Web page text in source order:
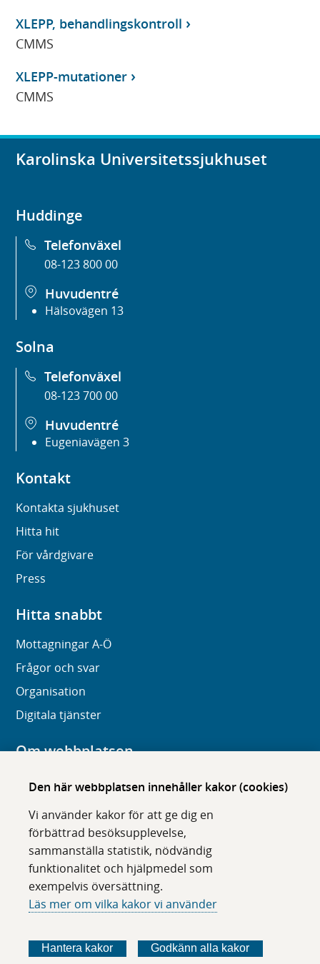
Den här webbplatsen innehåller kakor (cookies)
Vi använder kakor för att ge dig en
förbättrad besöksupplevelse,
sammanställa statistik, nödvändig
funktionalitet och hjälpmedel som
exempelvis översättning.
Läs mer om vilka kakor vi använder
Hantera kakor Godkänn alla kakor
XLEPP, behandlingskontroll
CMMS
XLEPP-mutationer
CMMS
Karolinska Universitetssjukhuset
Huddinge
Telefonväxel
08-123 800 00
Huvudentré
Hälsovägen 13
Solna
Telefonväxel
08-123 700 00
Huvudentré
Eugeniavägen 3
Kontakt
Kontakta sjukhuset
Hitta hit
För vårdgivare
Press
Hitta snabbt
Mottagningar A-Ö
Frågor och svar
Organisation
Digitala tjänster
Om webbplatsen
Om karolinska.se
Tillgänglighet
Om cookies
Följ oss i sociala medier
ö
l
ö
l
ö
l